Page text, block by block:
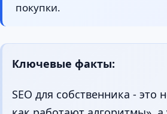
покупки.
Ключевые факты:
SEO для собственника - это